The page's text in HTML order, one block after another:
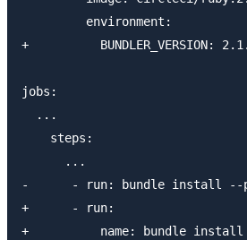
         environment:
+          BUNDLER_VERSION:
jobs:
  ...
    steps:
      ...
-      - run: bundle install --
+      - run:
+          name: bundle install